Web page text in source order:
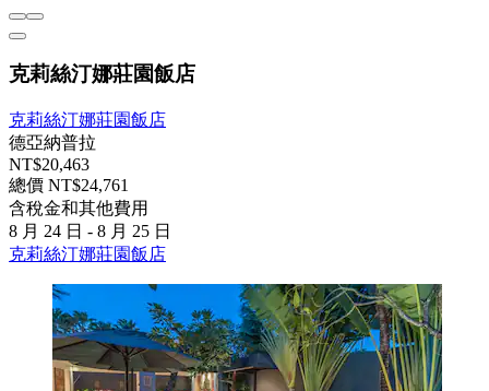
克莉絲汀娜莊園飯店
克莉絲汀娜莊園飯店
德亞納普拉
NT$20,463
總價 NT$24,761
含稅金和其他費用
8 月 24 日 - 8 月 25 日
克莉絲汀娜莊園飯店